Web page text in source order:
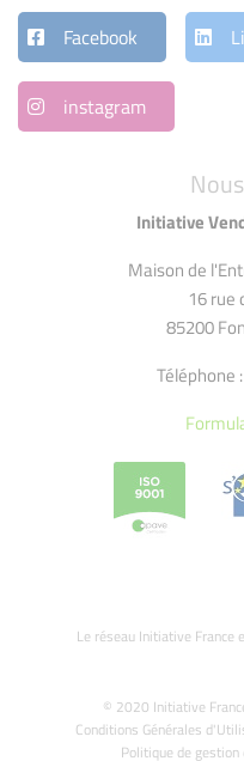
Initiative
Maison de
16 rue
85200
Téléphone
Le réseau Initiative France
© 2020 Initiative
Conditions Générales
Politique de gestion
Facebook
instagram